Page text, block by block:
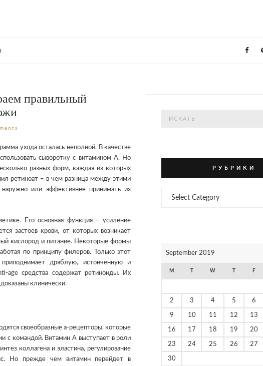
правильный
ухода осталась неполной. В качестве
сыворотку с витамином А. Но
разных форм, каждая из которых
ретиноат – в чем разница между этими
или эффективнее принимать их
Его основная функция – усиление
застоев крови, от которых возникает
кислород и питание. Некоторые формы
по принципу филеров. Только этот
приподнимает дряблую, истонченную и
age средства содержат ретиноиды. Их
клинически.
своеобразные а-рецепторы, которые
с командой. Витамин А выступает в роли
коллагена и эластина, регулирование
Но прежде чем витамин перейдет в
Р У Б Р И К И
ИSeptember 2019
M W F
2 3 4 5 6
9 10 11 12 13
16 17 18 19 20
23 24 25 26 27
30